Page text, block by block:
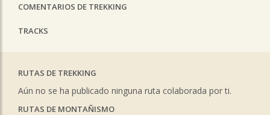
COMENTARIOS DE TREKKING
TRACKS
RUTAS DE TREKKING
Aún no se ha publicado ninguna ruta colaborada por ti.
RUTAS DE MONTAÑISMO